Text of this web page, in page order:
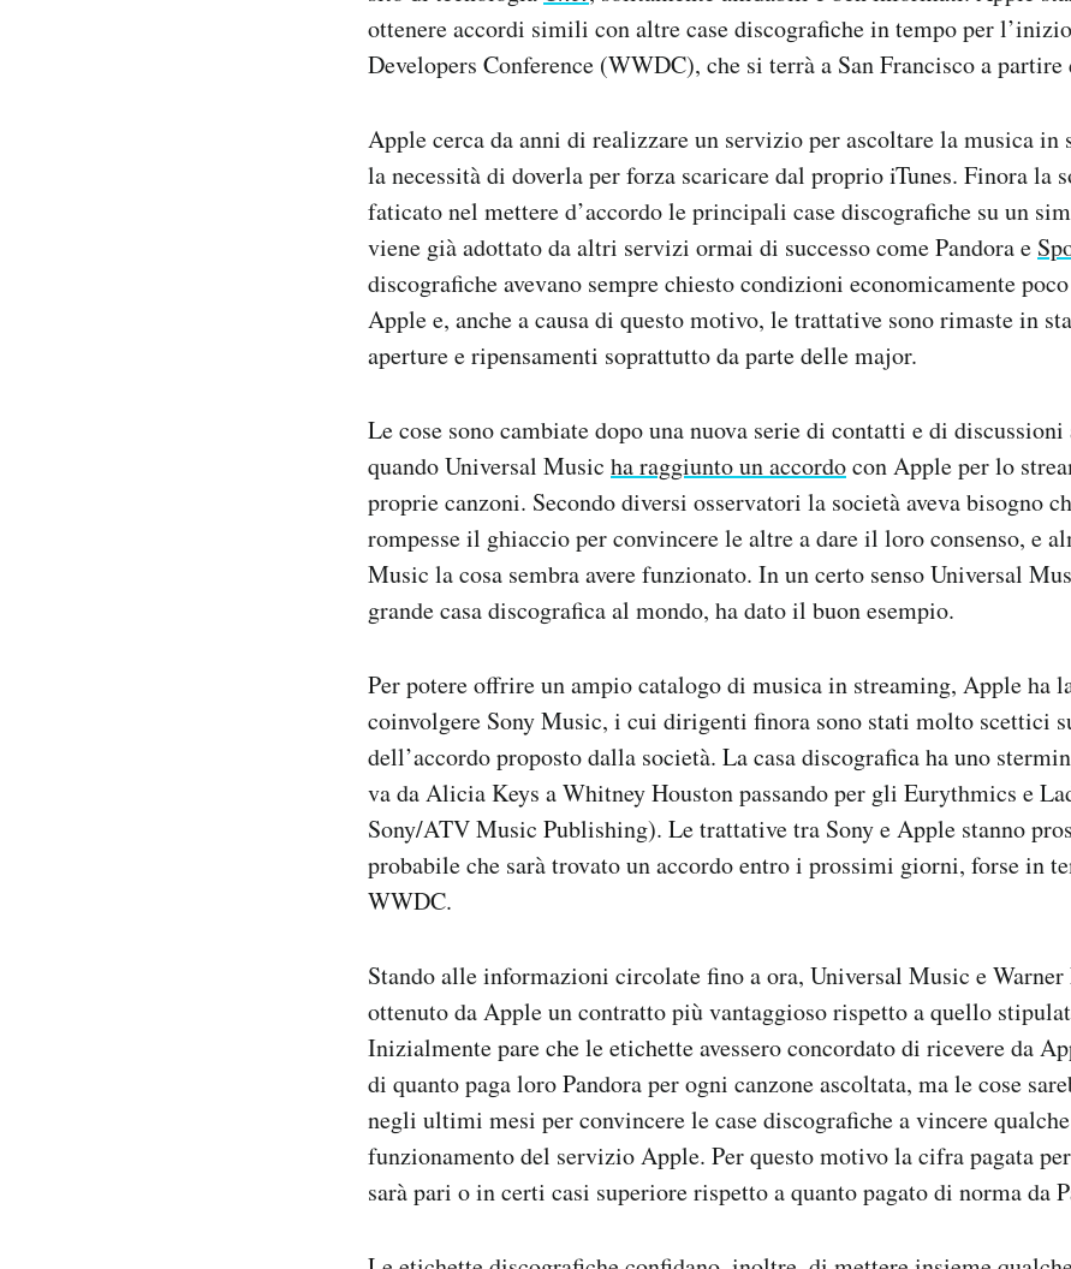
ottenere accordi simili con altre case discografiche in tempo per
Developers Conference (WWDC), che si terrà a San Francisco a
Apple cerca da anni di realizzare un servizio per ascoltare la musica in
la necessità di doverla per forza scaricare dal proprio iTunes. Finora la
faticato nel mettere d’accordo le principali case discografiche su un
viene già adottato da altri servizi ormai di successo come Pandora e
discografiche avevano sempre chiesto condizioni economicamente
Apple e, anche a causa di questo motivo, le trattative sono rimaste in
aperture e ripensamenti soprattutto da parte delle major.
Le cose sono cambiate dopo una nuova serie di contatti e di
quando Universal Music ha raggiunto un accordocon Apple per lo
proprie canzoni. Secondo diversi osservatori la società aveva bisogno
rompesse il ghiaccio per convincere le altre a dare il loro consenso, e
Music la cosa sembra avere funzionato. In un certo senso Universal
grande casa discografica al mondo, ha dato il buon esempio.
Per potere offrire un ampio catalogo di musica in streaming, Apple ha
coinvolgere Sony Music, i cui dirigenti finora sono stati molto scettici
dell’accordo proposto dalla società. La casa discografica ha uno
va da Alicia Keys a Whitney Houston passando per gli Eurythmics e
Sony/ATV Music Publishing). Le trattative tra Sony e Apple stanno
probabile che sarà trovato un accordo entro i prossimi giorni, forse in
WWDC.
Stando alle informazioni circolate fino a ora, Universal Music e
ottenuto da Apple un contratto più vantaggioso rispetto a quello
Inizialmente pare che le etichette avessero concordato di ricevere da
di quanto paga loro Pandora per ogni canzone ascoltata, ma le cose
negli ultimi mesi per convincere le case discografiche a vincere
funzionamento del servizio Apple. Per questo motivo la cifra pagata
sarà pari o in certi casi superiore rispetto a quanto pagato di norma da